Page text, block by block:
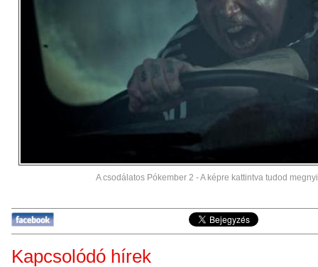
A csodálatos Pókember 2 - A képre kattintva tudod
Kapcsolódó hírek